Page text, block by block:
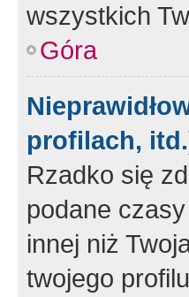
wszystkich
Góra
profilach,
Rzadko się
podane
innej niż
twojego